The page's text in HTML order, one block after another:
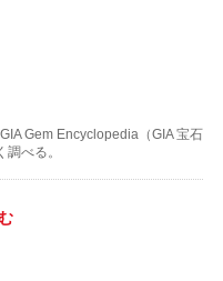
Gem Encyclopedia（GIA 宝石
べる。